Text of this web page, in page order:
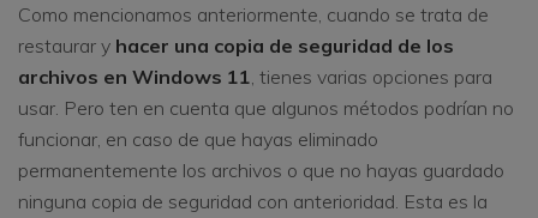
Como mencionamos anteriormente, cuando se trata de
restaurar y hacer una copia de seguridad de los
archivos en Windows 11 , tienes varias opciones para
usar. Pero ten en cuenta que algunos métodos podrían no
funcionar, en caso de que hayas eliminado
permanentemente los archivos o que no hayas guardado
ninguna copia de seguridad con anterioridad. Esta es la